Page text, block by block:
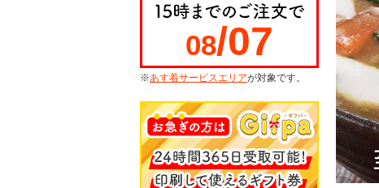
08/07
※あす着サービスエリアが対象です。